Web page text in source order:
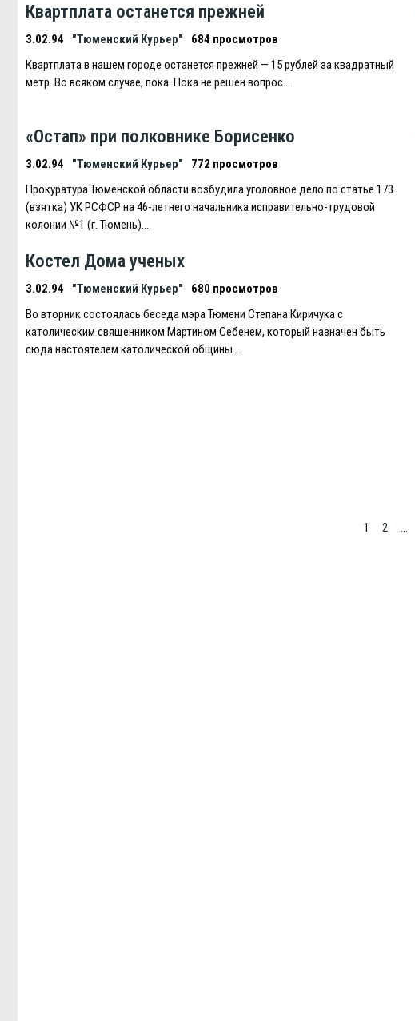
Квартплата останется прежней
3.02.94 "Тюменский Курьер"
684 просмотров
Квартплата в нашем городе останется прежней — 15 рублей за квадратный
метр. Во всяком случае, пока. Пока не решен вопрос…
«Остап» при полковнике Борисенко
3.02.94 "Тюменский Курьер"
772 просмотров
Прокуратура Тюменской области возбудила уголовное дело по статье 173
(взятка) УК РСФСР на 46-летнего начальника исправительно-трудовой
колонии №1 (г. Тюмень)…
Костел Дома ученых
3.02.94 "Тюменский Курьер"
680 просмотров
Во вторник состоялась беседа мэра Тюмени Степана Киричука с
католическим священником Мартином Себенем, который назначен быть
сюда настоятелем католической общины….
1 2 …